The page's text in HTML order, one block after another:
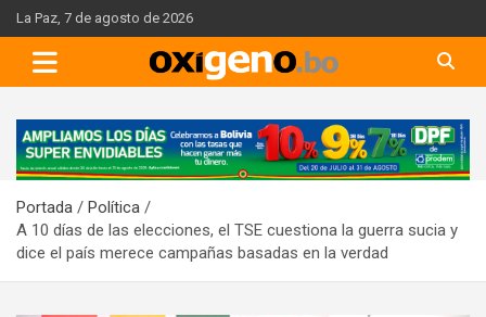
Skip
to
content
La Paz, 7 de agosto de 2026
A
d
e
r
t
Portada
Política
A 10 días de las elecciones, el TSE cuestiona la guerra sucia y
dice el país merece campañas basadas en la verdad